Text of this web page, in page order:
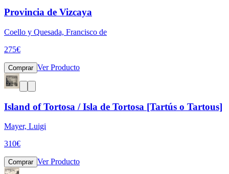
Provincia de Vizcaya
Coello y Quesada, Francisco de
275€
Comprar Ver Producto
Island of Tortosa / Isla de Tortosa [Tartús o Tartous]
Mayer, Luigi
310€
Comprar Ver Producto